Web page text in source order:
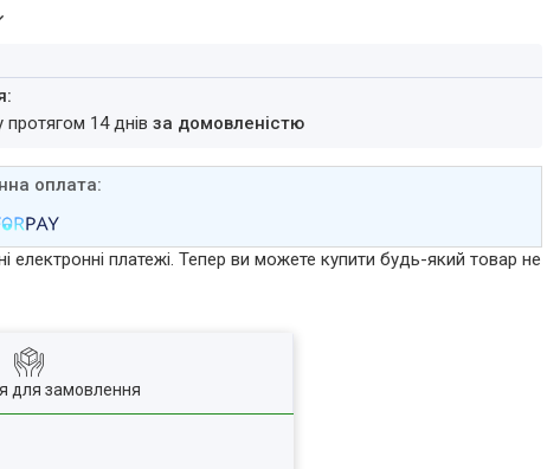
протягом 14 днівза домовленістю
електронні платежі. Тепер ви можете купити будь-який товар не
для замовлення